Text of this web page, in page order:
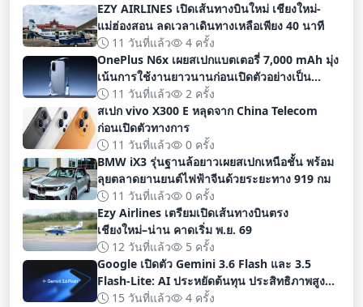
EZY AIRLINES เปิดเส้นทางบินใหม่ เชียงใหม่-
แม่ฮ่องสอน ลดเวลาเดินทางเหลือเพียง 40 นาที
11 วันที่แล้ว
4 ครั้ง
OnePlus N6x เผยสเปกแบตเตอรี่ 7,000 mAh มุ่ง
เน้นการใช้งานยาวนานก่อนเปิดตัวอย่างเป็น
ทางการ
11 วันที่แล้ว
2 ครั้ง
สเปก vivo X300 E หลุดจาก China Telecom
ก่อนเปิดตัวทางการ
11 วันที่แล้ว
0 ครั้ง
BMW iX3 รุ่นฐานล้อยาวเผยสเปกเหนือชั้น พร้อม
ลุยตลาดยานยนต์ไฟฟ้าจีนด้วยระยะทาง 919 กม
11 วันที่แล้ว
0 ครั้ง
Ezy Airlines เตรียมเปิดเส้นทางบินตรง
เชียงใหม่–น่าน คาดเริ่ม พ.ย. 69
12 วันที่แล้ว
5 ครั้ง
Google เปิดตัว Gemini 3.6 Flash และ 3.5
Flash-Lite: AI ประหยัดต้นทุน ประสิทธิภาพสูง
สำหรับนักพัฒนา
15 วันที่แล้ว 4 ครั้ง